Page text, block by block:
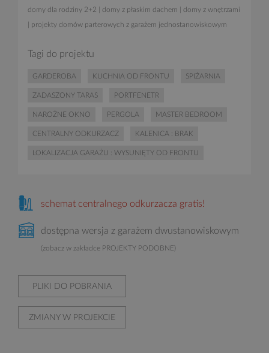
domy dla rodziny 2+2 domy z płaskim dachem domy z wnętrzami
projekty domów parterowych z garażem jednostanowiskowym
Tagi do projektu
GARDEROBA KUCHNIA OD FRONTU SPIŻARNIA
ZADASZONY TARAS PORTFENETR
NAROŻNE OKNO PERGOLA MASTER BEDROOM
CENTRALNY ODKURZACZ KALENICA : BRAK
LOKALIZACJA GARAŻU : WYSUNIĘTY OD FRONTU
schemat centralnego odkurzacza gratis!
dostępna wersja z garażem dwustanowiskowym
(zobacz w zakładce PROJEKTY PODOBNE)
PLIKI DO POBRANIA
ZMIANY W PROJEKCIE